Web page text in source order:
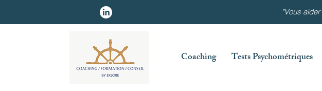
"Vous
Coaching Tests Psychométriques